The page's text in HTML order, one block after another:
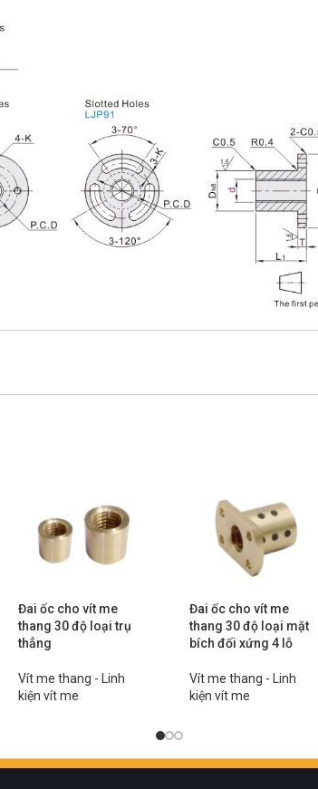
Đai ốc cho vít me
thang 30 độ loại trụ
thẳng
Vít me thang - Linh
kiện vít me
Đai ốc cho vít me
thang 30 độ loại mặt
bích đối xứng 4 lỗ
Vít me thang - Linh
kiện vít me